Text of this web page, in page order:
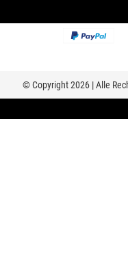
© Copyright 2026 | Alle